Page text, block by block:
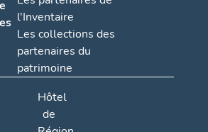
l'Inventaire
Les collections des
partenaires du
patrimoine
Hôtel
de